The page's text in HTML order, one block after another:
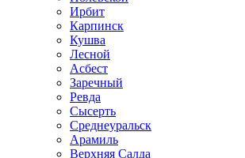
Ирбит
Карпинск
Кушва
Лесной
Асбест
Заречный
Ревда
Сысерть
Среднеуральск
Арамиль
Верхняя Салда